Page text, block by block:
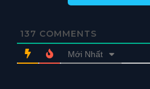
137 COMMENTS
Mới Nhất